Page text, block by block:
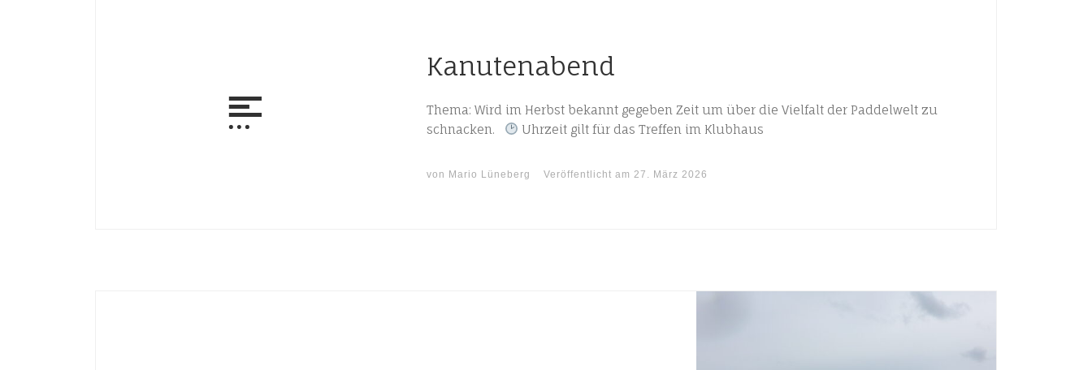
Kanutenabend
Thema: Wird im Herbst bekannt gegeben Zeit um über die Vielfalt der Paddelwelt zu
schnacken.
Uhrzeit gilt für das Treffen im Klubhaus
von Mario Lüneberg Veröffentlicht am 27. März 2026